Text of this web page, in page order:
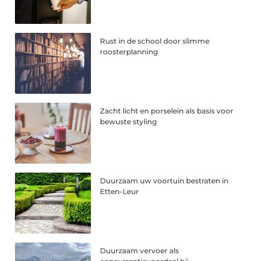
Rust in de school door slimme
roosterplanning
Zacht licht en porselein als basis voor
bewuste styling
Duurzaam uw voortuin bestraten in
Etten-Leur
Duurzaam vervoer als